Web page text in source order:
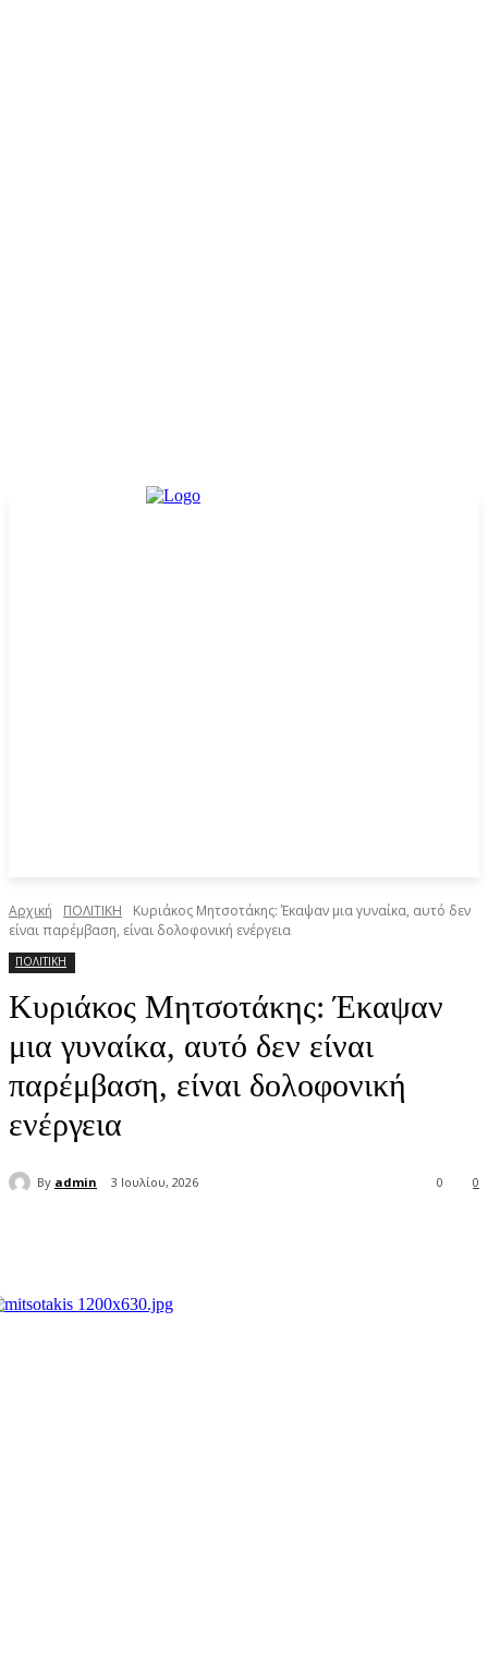
Αρχική ΠΟΛΙΤΙΚΗ
Κυριάκος Μητσοτάκης: Έκαψαν μια γυναίκα, αυτό δεν
είναι παρέμβαση, είναι δολοφονική ενέργεια
ΠΟΛΙΤΙΚΗ
Κυριάκος Μητσοτάκης: Έκαψαν
μια γυναίκα, αυτό δεν είναι
παρέμβαση, είναι δολοφονική
ενέργεια
By admin 3 Ιουλίου, 2026 0
0